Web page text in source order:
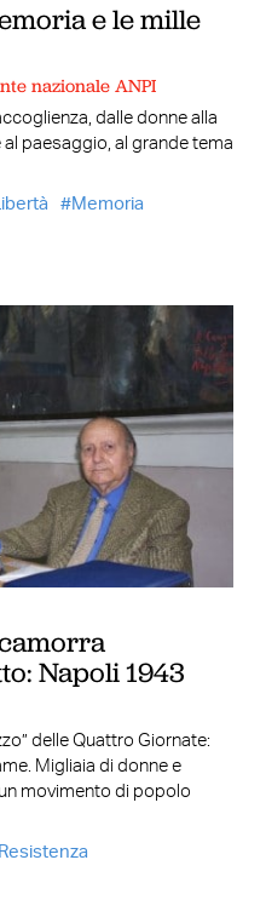
e le mille
nazionale ANPI
dalle donne alla
paesaggio, al grande tema
Memoria
Napoli 1943
delle Quattro Giornate:
Migliaia di donne e
movimento di popolo